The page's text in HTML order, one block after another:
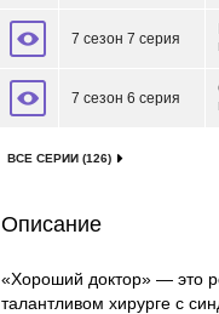
7 сезон 7 серия
7 сезон 6 серия
ВСЕ СЕРИИ (126)
Описание
«Хороший доктор» — это
талантливом хирурге с